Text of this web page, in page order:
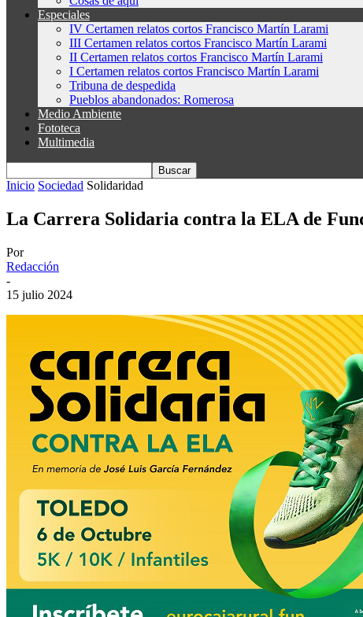
Especiales
IV Certamen relatos cortos Francisco Martín Larami
III Certamen relatos cortos Francisco Martín Larami
II Certamen relatos cortos Francisco Martín Larami
I Certamen relatos cortos Francisco Martín Larami
Tribuna de despedida
Pueblos abandonados: Romerosa
Medio Ambiente
Fototeca
Multimedia
Inicio Sociedad Solidaridad
La Carrera Solidaria contra la ELA de
Por
Redacción
-
15 julio 2024